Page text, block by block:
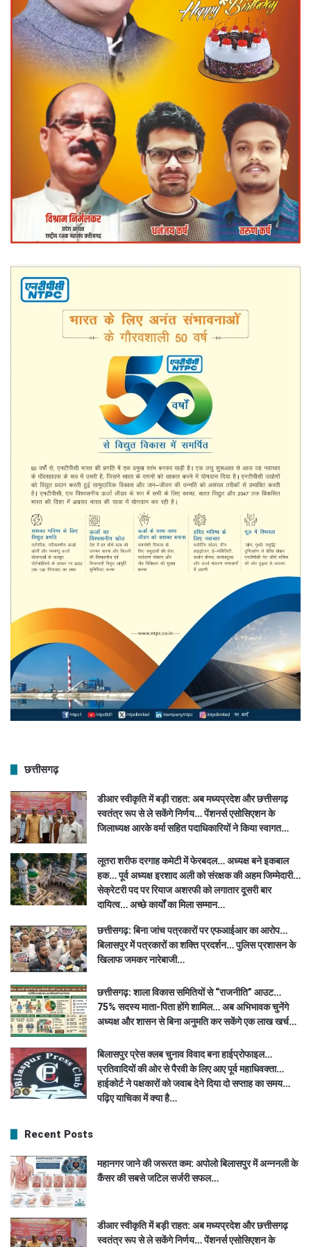
छत्तीसगढ़
डीआर स्वीकृति में बड़ी राहत: अब मध्यप्रदेश और छत्तीसगढ़
स्वतंत्र रूप से ले सकेंगे निर्णय… पेंशनर्स एसोसिएशन के
जिलाध्यक्ष आरके वर्मा सहित पदाधिकारियों ने किया स्वागत…
लूतरा शरीफ दरगाह कमेटी में फेरबदल… अध्यक्ष बने इकबाल
हक… पूर्व अध्यक्ष इरशाद अली को संरक्षक की अहम जिम्मेदारी…
सेक्रेटरी पद पर रियाज अशरफी को लगातार दूसरी बार
दायित्व… अच्छे कार्यों का मिला सम्मान…
छत्तीसगढ़: बिना जांच पत्रकारों पर एफआईआर का आरोप…
बिलासपुर में पत्रकारों का शक्ति प्रदर्शन… पुलिस प्रशासन के
खिलाफ जमकर नारेबाजी…
छत्तीसगढ़: शाला विकास समितियों से “राजनीति” आउट…
75% सदस्य माता-पिता होंगे शामिल… अब अभिभावक चुनेंगे
अध्यक्ष और शासन से बिना अनुमति कर सकेंगे एक लाख खर्च…
बिलासपुर प्रेस क्लब चुनाव विवाद बना हाईप्रोफाइल…
प्रतिवादियों की ओर से पैरवी के लिए आए पूर्व महाधिवक्ता…
हाईकोर्ट ने पक्षकारों को जवाब देने दिया दो सप्ताह का समय…
पढ़िए याचिका में क्या है…
Recent Posts
महानगर जाने की जरूरत कम: अपोलो बिलासपुर में अन्ननली के
कैंसर की सबसे जटिल सर्जरी सफल…
डीआर स्वीकृति में बड़ी राहत: अब मध्यप्रदेश और छत्तीसगढ़
स्वतंत्र रूप से ले सकेंगे निर्णय… पेंशनर्स एसोसिएशन के